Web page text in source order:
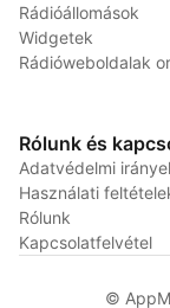
Rádióállomások
Widgetek
Rádióweboldalak
Rólunk és
Adatvédelmi
Használati
Rólunk
Kapcsolatfelvétel
©